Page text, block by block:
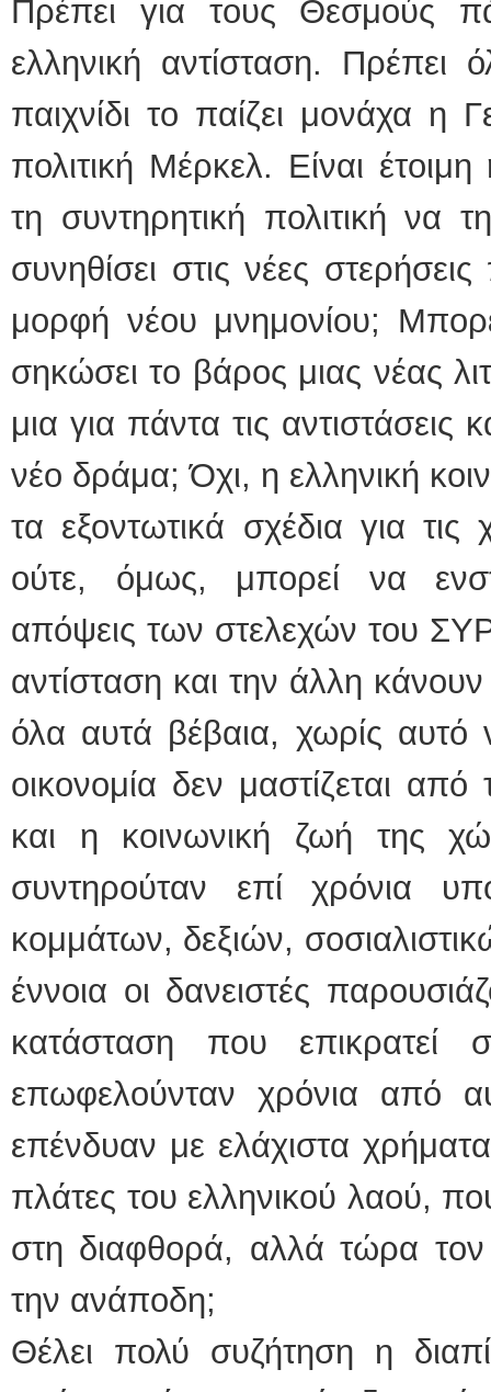
Πρέπει για τους Θεσμούς
ελληνική αντίσταση. Πρέπει
παιχνίδι το παίζει μονάχα η
πολιτική Μέρκελ. Είναι
τη συντηρητική πολιτική να
συνηθίσει στις νέες
μορφή νέου μνημονίου;
σηκώσει το βάρος μιας νέας
μια για πάντα τις αντιστάσεις
νέο δράμα; Όχι, η ελληνική
τα εξοντωτικά σχέδια για τις
ούτε, όμως, μπορεί να
απόψεις των στελεχών του
αντίσταση και την άλλη
όλα αυτά βέβαια, χωρίς αυτό
οικονομία δεν μαστίζεται
και η κοινωνική ζωή της
συντηρούταν επί χρόνια
κομμάτων, δεξιών,
έννοια οι δανειστές
κατάσταση που
επωφελούνταν χρόνια από
επένδυαν με ελάχιστα
πλάτες του ελληνικού λαού,
στη διαφθορά, αλλά τώρα
την ανάποδη;
Θέλει πολύ συζήτηση η